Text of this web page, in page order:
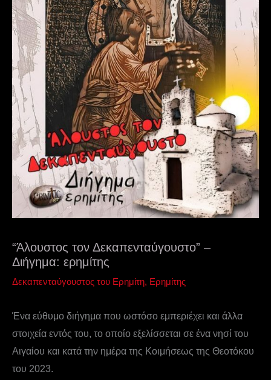
“Άλουστος τον Δεκαπενταύγουστο” –
Διήγημα: ερημίτης
Δεκαπενταύγουστος του Ερημίτη, Ερημίτης
Ένα εύθυμο διήγημα που ωστόσο εμπεριέχει και άλλα
στοιχεία εντός του, το οποίο εξελίσσεται σε ένα νησί του
Αιγαίου και κατά την ημέρα της Κοιμήσεως της Θεοτόκου
του 2023.